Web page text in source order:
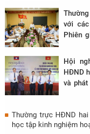
với
Phiên
Hội
HĐND
và
Thường trực HĐND
học tập kinh nghiệm